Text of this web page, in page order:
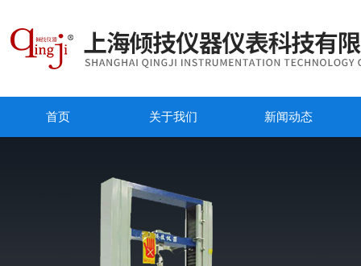
首页 关于我们 新闻动态